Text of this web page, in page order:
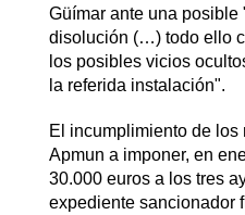
Güímar ante una posible
disolución (…) todo ello
los posibles vicios
la referida instalación".
El incumplimiento de
Apmun a imponer, en
30.000 euros a los tres
expediente sancionador